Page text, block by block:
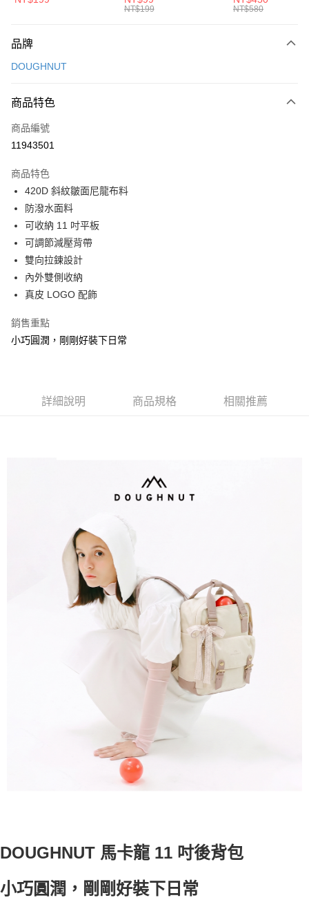
元大商業銀行
台灣樂天信用卡公司
玉山商業銀行
台灣樂天信用卡公司
悠遊付
相關說明
1.本服務由台灣大哥大提供，台灣大哥大用戶可立即使用無須另外申請。
2.付款方式選擇「大哥付你分期」，訂單成立後會自動跳轉到大哥付的交易
3.實際核准額度、可分期數及費用金額請依後續交易確認頁面所載為準。
4.訂單成立30分鐘內，如未前往確認交易或遇審核未通過，訂單將自動取
消。如遇「轉專審核」未通過狀況，表示未達大哥付你分期系統評分，恕無
法說明評估內容。
【繳款方式說明】
1.分期款項不併入電信帳單，「大哥付你分期」於每月結算日後寄送繳費提
2.透過簡訊連結打開帳單後，可選擇「超商條碼／台灣大直營門市／銀行轉
帳／街口支付／iPASS MONEY」等通路繳費。
【注意事項】
用戶於交易時，得透過本服務購買商品或服務，並由商店將買賣／分期付款
買賣價金債權讓與本公司後，依約使用本公司帳單繳交帳款。
ATM付款
貨到付款
運送方式
宅配物流
每筆NT$80，滿NT$490(含以上)免運費
每筆NT$100，滿NT$1,500(含以上)免運費
付款後門市自取
貨到付款
NT$199 NT$580
品牌
DOUGHNUT
商品特色
商品編號
11943501
商品特色
420D 斜紋皺面尼龍布料
防潑水面料
可收納 11 吋平板
可調節減壓背帶
雙向拉鍊設計
內外雙側收納
真皮 LOGO 配飾
銷售重點
小巧圓潤，剛剛好裝下日常
詳細說明 商品規格 相關推薦
DOUGHNUT 馬卡龍 11 吋後背包
小巧圓潤，剛剛好裝下日常